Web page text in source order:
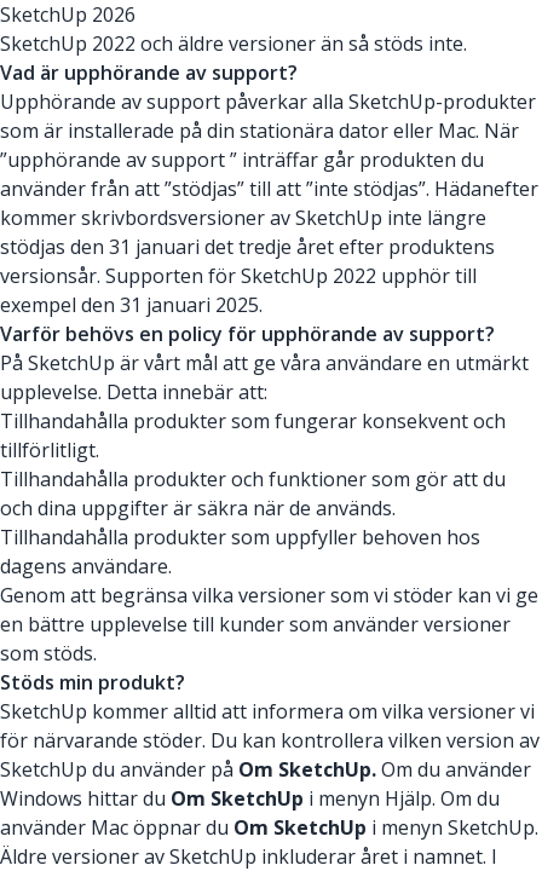
SketchUp 2026
SketchUp 2022 och äldre versioner än så stöds inte.
Vad är upphörande av support?
Upphörande av support påverkar alla SketchUp-produkter
som är installerade på din stationära dator eller Mac. När
”upphörande av support ” inträffar går produkten du
använder från att ”stödjas” till att ”inte stödjas”. Hädanefter
kommer skrivbordsversioner av SketchUp inte längre
stödjas den 31 januari det tredje året efter produktens
versionsår. Supporten för SketchUp 2022 upphör till
exempel den 31 januari 2025.
Varför behövs en policy för upphörande av support?
På SketchUp är vårt mål att ge våra användare en utmärkt
upplevelse. Detta innebär att:
Tillhandahålla produkter som fungerar konsekvent och
tillförlitligt.
Tillhandahålla produkter och funktioner som gör att du
och dina uppgifter är säkra när de används.
Tillhandahålla produkter som uppfyller behoven hos
dagens användare.
Genom att begränsa vilka versioner som vi stöder kan vi ge
en bättre upplevelse till kunder som använder versioner
som stöds.
Stöds min produkt?
SketchUp kommer alltid att informera om vilka versioner vi
för närvarande stöder. Du kan kontrollera vilken version av
SketchUp du använder på Om SketchUp.Om du använder
Windows hittar du Om SketchUp i menyn Hjälp. Om du
använder Mac öppnar du Om SketchUp i menyn SketchUp.
Äldre versioner av SketchUp inkluderar året i namnet. I